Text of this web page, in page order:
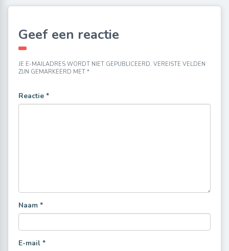
Geef een reactie
JE E-MAILADRES WORDT NIET GEPUBLICEERD. VEREISTE VELDEN
ZIJN GEMARKEERD MET *
Reactie *
Naam *
E-mail *